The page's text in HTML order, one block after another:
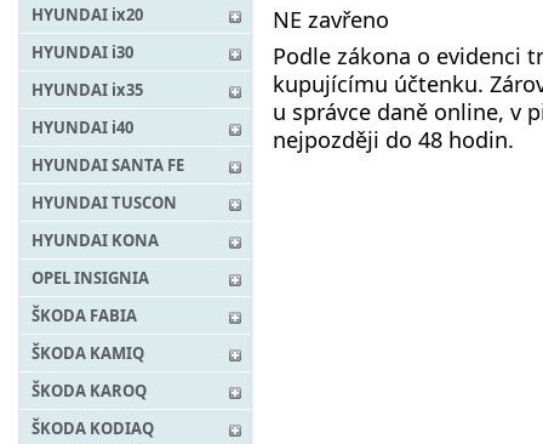
HYUNDAI ix20
HYUNDAI i30
HYUNDAI ix35
HYUNDAI i40
HYUNDAI SANTA FE
HYUNDAI TUSCON
HYUNDAI KONA
OPEL INSIGNIA
ŠKODA FABIA
ŠKODA KAMIQ
ŠKODA KAROQ
ŠKODA KODIAQ
NE zavřeno
Podle zákona o evidenci
kupujícímu účtenku.
u správce daně online, v
nejpozději do 48 hodin.